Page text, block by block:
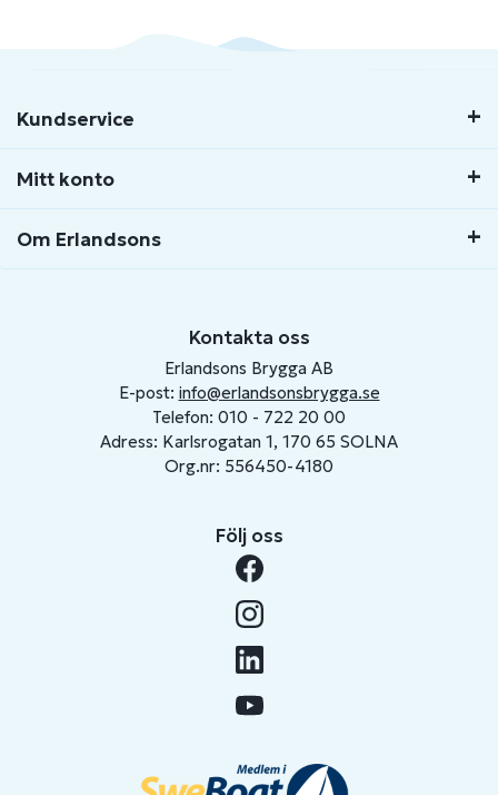
Kundservice
Mitt konto
Om Erlandsons
Kontakta oss
Erlandsons Brygga AB
E-post: info@erlandsonsbrygga.se
Telefon: 010 - 722 20 00
Adress: Karlsrogatan 1, 170 65 SOLNA
Org.nr: 556450-4180
Följ oss